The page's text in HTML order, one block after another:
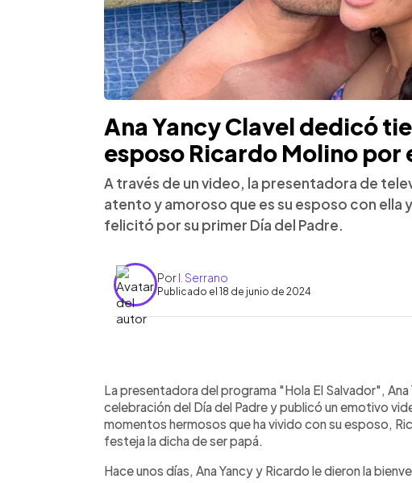
Ana Yancy Clavel dedicó
esposo Ricardo Molino por
A través de un video, la presentadora de
atento y amoroso que es su esposo con ella
felicitó por su primer Día del Padre.
PorI. Serrano
Publicado el 18 de junio de 2024
► Escuchar artículo
La presentadora del programa "Hola El Salvador", Ana
celebración del Día del Padre y publicó un emotivo
momentos hermosos que ha vivido con su esposo,
festeja la dicha de ser papá.
Hace unos días, Ana Yancy y Ricardo le dieron la